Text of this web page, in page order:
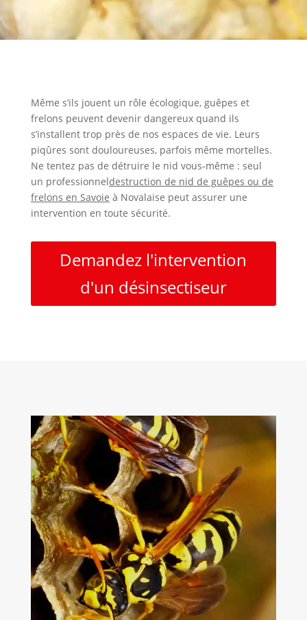
Même s’ils jouent un rôle écologique, guêpes et
frelons peuvent devenir dangereux quand ils
s’installent trop près de nos espaces de vie. Leurs
piqûres sont douloureuses, parfois même mortelles.
Ne tentez pas de détruire le nid vous-même : seul
un professionneldestruction de nid de guêpes ou de
frelons en Savoie à Novalaise peut assurer une
intervention en toute sécurité.
Demandez l'intervention
d'un désinsectiseur